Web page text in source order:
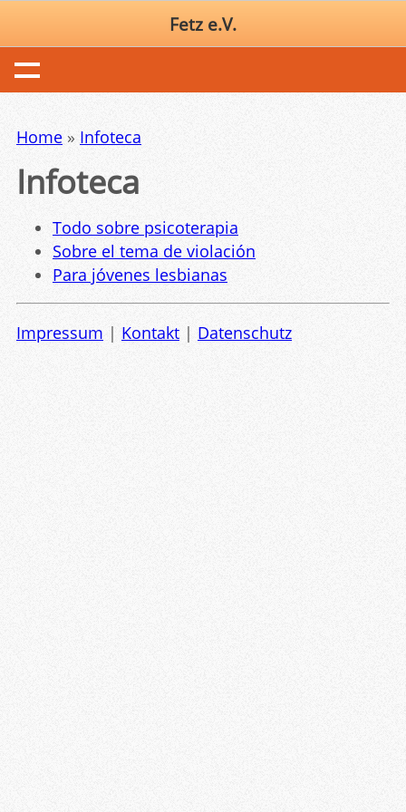
Fetz e.V.
Home » Infoteca
Infoteca
Todo sobre psicoterapia
Sobre el tema de violación
Para jóvenes lesbianas
Impressum | Kontakt | Datenschutz